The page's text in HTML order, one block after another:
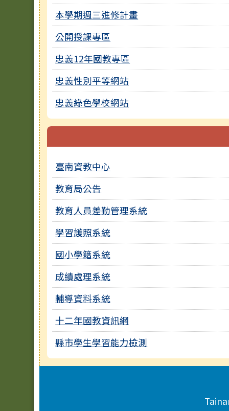
本學期週三進修計畫
公開授課專區
忠義12年國教專區
忠義性別平等網站
忠義綠色學校網站
臺南資教中心
教育局公告
教育人員差勤管理系統
學習護照系統
國小學籍系統
成績處理系統
輔導資料系統
十二年國教資訊網
縣市學生學習能力檢測